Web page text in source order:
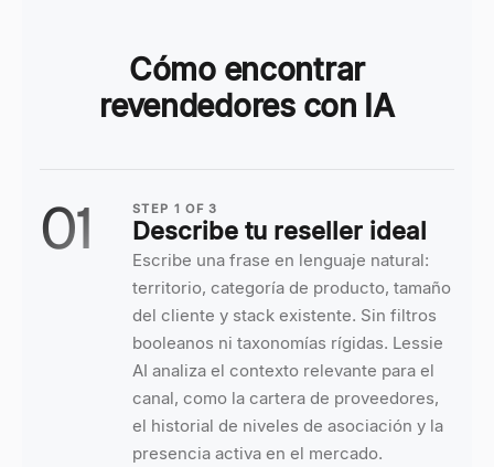
Cómo encontrar
revendedores con IA
01 STEP 1 OF3
Describe tu reseller ideal
Escribe una frase en lenguaje natural:
territorio, categoría de producto, tamaño
del cliente y stack existente. Sin filtros
booleanos ni taxonomías rígidas. Lessie
AI analiza el contexto relevante para el
canal, como la cartera de proveedores,
el historial de niveles de asociación y la
presencia activa en el mercado.